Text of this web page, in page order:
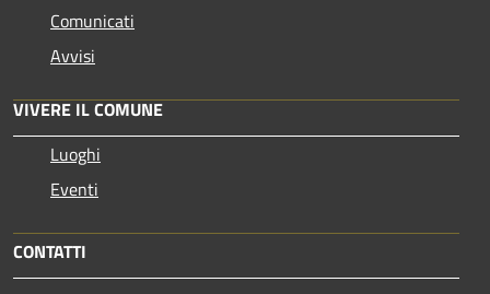
Comunicati
Avvisi
VIVERE IL COMUNE
Luoghi
Eventi
CONTATTI